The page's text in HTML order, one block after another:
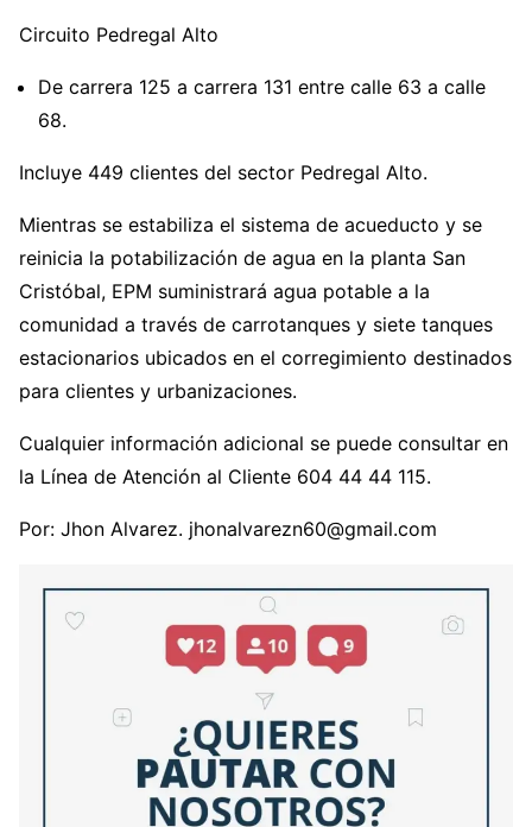
Circuito Pedregal Alto
De carrera 125 a carrera 131 entre calle 63 a calle
68.
Incluye 449 clientes del sector Pedregal Alto.
Mientras se estabiliza el sistema de acueducto y se
reinicia la potabilización de agua en la planta San
Cristóbal, EPM suministrará agua potable a la
comunidad a través de carrotanques y siete tanques
estacionarios ubicados en el corregimiento destinados
para clientes y urbanizaciones.
Cualquier información adicional se puede consultar en
la Línea de Atención al Cliente 604 44 44 115.
Por: Jhon Alvarez. jhonalvarezn60@gmail.com